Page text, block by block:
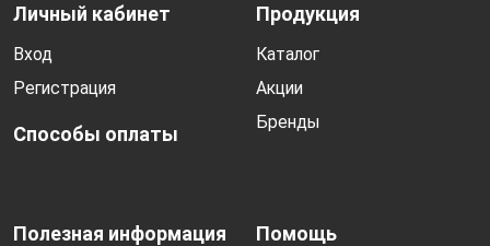
Личный кабинет
Вход
Регистрация
Способы оплаты
Продукция
Каталог
Акции
Бренды
Полезная информация Помощь